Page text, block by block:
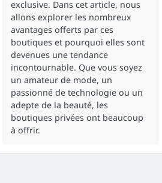
exclusive. Dans cet article, nous
allons explorer les nombreux
avantages offerts par ces
boutiques et pourquoi elles sont
devenues une tendance
incontournable. Que vous soyez
un amateur de mode, un
passionné de technologie ou un
adepte de la beauté, les
boutiques privées ont beaucoup
à offrir.